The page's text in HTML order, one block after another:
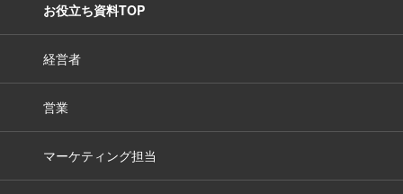
お役立ち資料TOP
経営者
営業
マーケティング担当